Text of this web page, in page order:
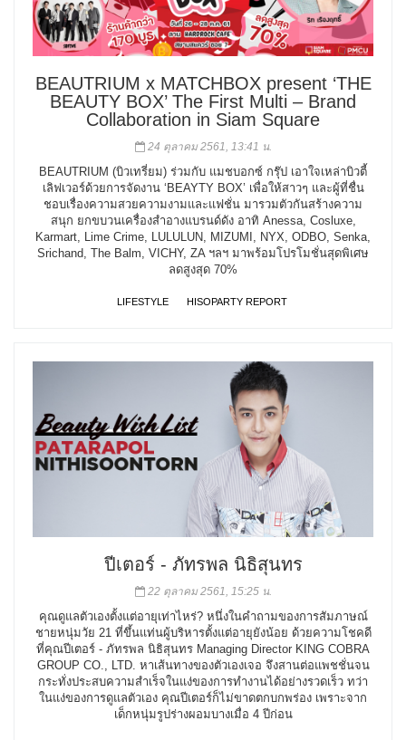
BEAUTRIUM x MATCHBOX present ‘THE
BEAUTY BOX’ The First Multi – Brand
Collaboration in Siam Square
24 ตุลาคม 2561, 13:41 น.
BEAUTRIUM (บิวเทรี่ยม) ร่วมกับ แมชบอกซ์ กรุ๊ป เอาใจเหล่าบิวตี้
เลิฟเวอร์ด้วยการจัดงาน ‘BEAYTY BOX’ เพื่อให้สาวๆ และผู้ที่ชื่น
ชอบเรื่องความสวยความงามและแฟชั่น มารวมตัวกันสร้างความ
สนุก ยกขบวนเครื่องสำอางแบรนด์ดัง อาทิ Anessa, Cosluxe,
Karmart, Lime Crime, LULULUN, MIZUMI, NYX, ODBO, Senka,
Srichand, The Balm, VICHY, ZA ฯลฯ มาพร้อมโปรโมชั่นสุดพิเศษ
ลดสูงสุด 70%
LIFESTYLE HISOPARTY REPORT
ปีเตอร์ - ภัทรพล นิธิสุนทร
22 ตุลาคม 2561, 15:25 น.
คุณดูแลตัวเองตั้งแต่อายุเท่าไหร่? หนึ่งในคำถามของการสัมภาษณ์
ชายหนุ่มวัย 21 ที่ขึ้นแท่นผู้บริหารตั้งแต่อายุยังน้อย ด้วยความโชคดี
ที่คุณปีเตอร์ - ภัทรพล นิธิสุนทร Managing Director KING COBRA
GROUP CO., LTD. หาเส้นทางของตัวเองเจอ จึงสานต่อแพชชั่นจน
กระทั่งประสบความสำเร็จในแง่ของการทำงานได้อย่างรวดเร็ว ทว่า
ในแง่ของการดูแลตัวเอง คุณปีเตอร์ก็ไม่ขาดตกบกพร่อง เพราะจาก
เด็กหนุ่มรูปร่างผอมบางเมื่อ 4 ปีก่อน